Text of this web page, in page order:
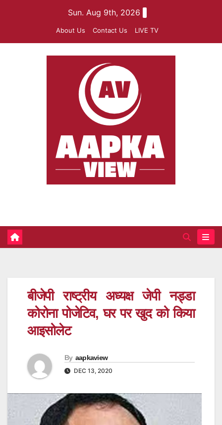
Sun. Aug 9th, 2026
About Us Contact Us LIVE TV
बीजेपी राष्ट्रीय अध्यक्ष जेपी नड्डा
कोरोना पोजेटिव, घर पर खुद को किया
आइसोलेट
By aapkaview
DEC 13, 2020